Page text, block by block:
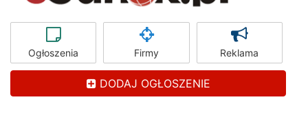
Ogłoszenia Firmy Reklama
DODAJ OGŁOSZENIE